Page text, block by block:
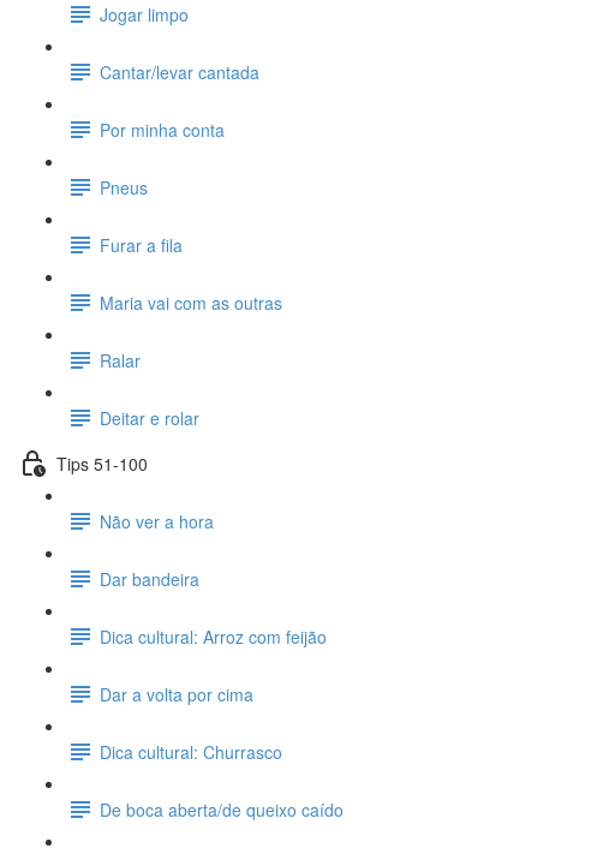
Jogar limpo
Cantar/levar cantada
Por minha conta
Pneus
Furar a fila
Maria vai com as outras
Ralar
Deitar e rolar
Tips 51-100
Não ver a hora
Dar bandeira
Dica cultural: Arroz com feijão
Dar a volta por cima
Dica cultural: Churrasco
De boca aberta/de queixo caído